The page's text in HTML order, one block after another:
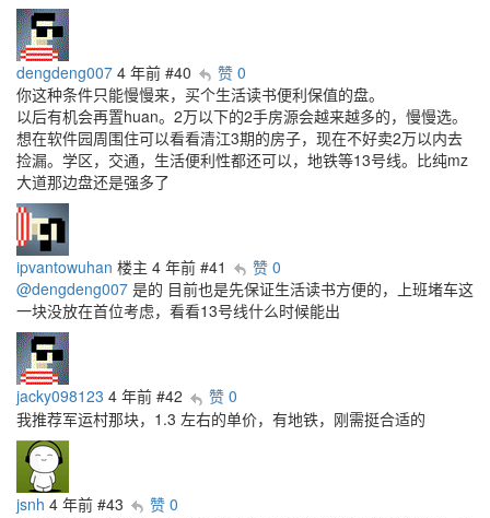
dengdeng007 4 年前 #40
赞 0
你这种条件只能慢慢来，买个生活读书便利保值的盘。
以后有机会再置huan。2万以下的2手房源会越来越多的，慢慢选。
想在软件园周围住可以看看清江3期的房子，现在不好卖2万以内去
捡漏。学区，交通，生活便利性都还可以，地铁等13号线。比纯mz
大道那边盘还是强多了
ipvantowuhan 楼主 4 年前 #41
赞 0
@dengdeng007 是的 目前也是先保证生活读书方便的，上班堵车这
一块没放在首位考虑，看看13号线什么时候能出
jacky098123 4 年前 #42
赞 0
我推荐军运村那块，1.3 左右的单价，有地铁，刚需挺合适的
jsnh 4 年前 #43
赞 0